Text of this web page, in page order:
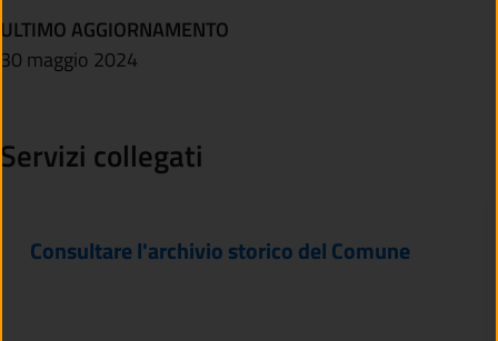
ULTIMO AGGIORNAMENTO
30 maggio 2024
Servizi collegati
Consultare l'archivio storico del Comune